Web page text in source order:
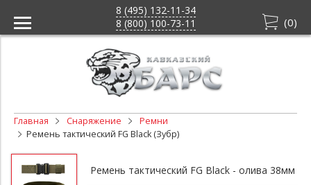
8 (495) 132-11-34
8 (800) 100-73-11
(0)
Главная Снаряжение
Ремни
Ремень тактический FG Black (Зубр)
Ремень тактический FG Black - олива 38мм